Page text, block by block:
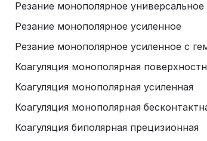
Резание монополярное
Резание монополярное усиленное
Резание монополярное усиленное с
Коагуляция монополярная
Коагуляция монополярная усиленная
Коагуляция монополярная
Коагуляция биполярная прецизионная